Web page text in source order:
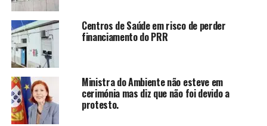
Centros de Saúde em risco de perder
financiamento do PRR
Ministra do Ambiente não esteve em
cerimónia mas diz que não foi devido a
protesto.